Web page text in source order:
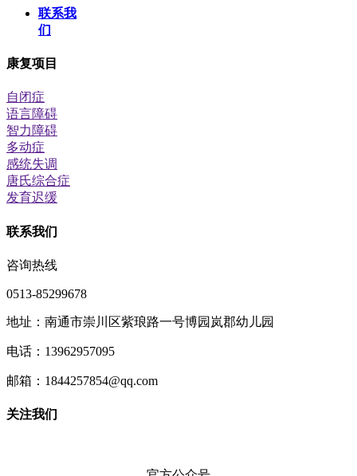
联系我
们
康复项目
自闭症
语言障碍
智力障碍
多动症
感统失调
唐氏综合症
发育迟缓
联系我们
咨询热线
0513-85299678
地址：南通市崇川区紫琅路一号博园岚郡幼儿园
电话：13962957095
邮箱：1844257854@qq.com
关注我们